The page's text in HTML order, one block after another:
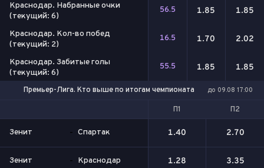
Краснодар. Набранные очки
(текущий: 6)
56.5 1.85 1.85
Краснодар. Кол-во побед
(текущий: 2)
16.5 1.70 2.02
Краснодар. Забитые голы
(текущий: 6)
55.5 1.85 1.85
Премьер-Лига. Кто выше по итогам чемпионата до 09.08 17:00
П1 П2
Зенит - Спартак 1.40 2.70
Зенит - Краснодар 1.28 3.35